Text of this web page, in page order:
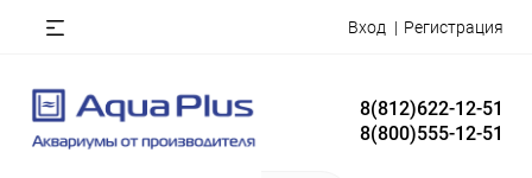
Вход Регистрация
8(812)622-12-51
8(800)555-12-51